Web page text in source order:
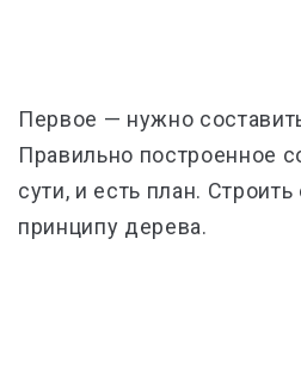
Первое — нужно
Правильно построенное
сути, и есть план.
принципу дерева.